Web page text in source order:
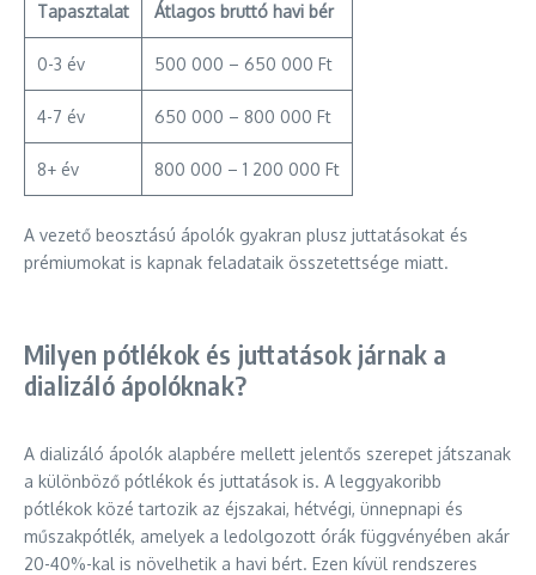
Tapasztalat Átlagos bruttó havi bér
0-3 év 500 000 – 650 000 Ft
4-7 év 650 000 – 800 000 Ft
8+ év 800 000 – 1 200 000 Ft
A vezető beosztású ápolók gyakran plusz juttatásokat és
prémiumokat is kapnak feladataik összetettsége miatt.
Milyen pótlékok és juttatások járnak a
dializáló ápolóknak?
A dializáló ápolók alapbére mellett jelentős szerepet játszanak
a különböző pótlékok és juttatások is. A leggyakoribb
pótlékok közé tartozik az éjszakai, hétvégi, ünnepnapi és
műszakpótlék, amelyek a ledolgozott órák függvényében akár
20-40%-kal is növelhetik a havi bért. Ezen kívül rendszeres